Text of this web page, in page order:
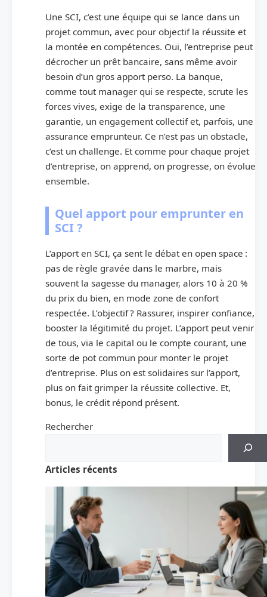
Une SCI, c’est une équipe qui se lance dans un
projet commun, avec pour objectif la réussite et
la montée en compétences. Oui, l’entreprise peut
décrocher un prêt bancaire, sans même avoir
besoin d’un gros apport perso. La banque,
comme tout manager qui se respecte, scrute les
forces vives, exige de la transparence, une
garantie, un engagement collectif et, parfois, une
assurance emprunteur. Ce n’est pas un obstacle,
c’est un challenge. Et comme pour chaque projet
d’entreprise, on apprend, on progresse, on évolue
ensemble.
Quel apport pour emprunter en
SCI ?
L’apport en SCI, ça sent le débat en open space :
pas de règle gravée dans le marbre, mais
souvent la sagesse du manager, alors 10 à 20 %
du prix du bien, en mode zone de confort
respectée. L’objectif ? Rassurer, inspirer confiance,
booster la légitimité du projet. L’apport peut venir
de tous, via le capital ou le compte courant, une
sorte de pot commun pour monter le projet
d’entreprise. Plus on est solidaires sur l’apport,
plus on fait grimper la réussite collective. Et,
bonus, le crédit répond présent.
Rechercher
Articles récents